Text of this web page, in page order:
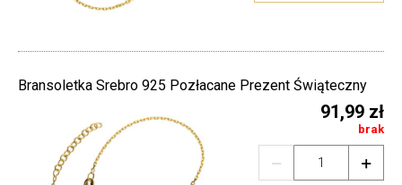
Bransoletka Srebro 925 Pozłacane Prezent Świąteczny
91,99 zł
brak

